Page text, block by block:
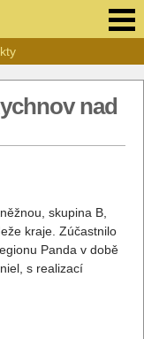
nad
skupina B,
kraje. Zúčastnilo
Panda v době
s realizací